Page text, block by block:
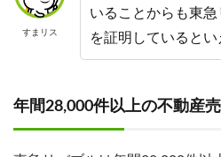
すまリス
いることからも東
を証明しているとい
年間28,000件以上の不動産